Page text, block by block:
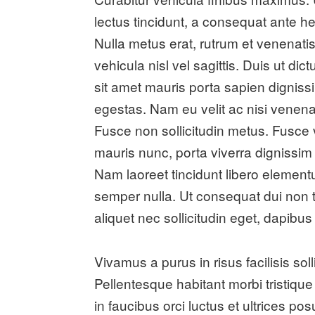
lectus tincidunt, a consequat ante
Nulla metus erat, rutrum et
vehicula nisl vel sagittis. Duis ut
sit amet mauris porta sapien
egestas. Nam eu velit ac nisi
Fusce non sollicitudin metus.
mauris nunc, porta viverra
Nam laoreet tincidunt libero
semper nulla. Ut consequat dui
aliquet nec sollicitudin eget,
Vivamus a purus in risus facilisis
Pellentesque habitant morbi
in faucibus orci luctus et ultrices